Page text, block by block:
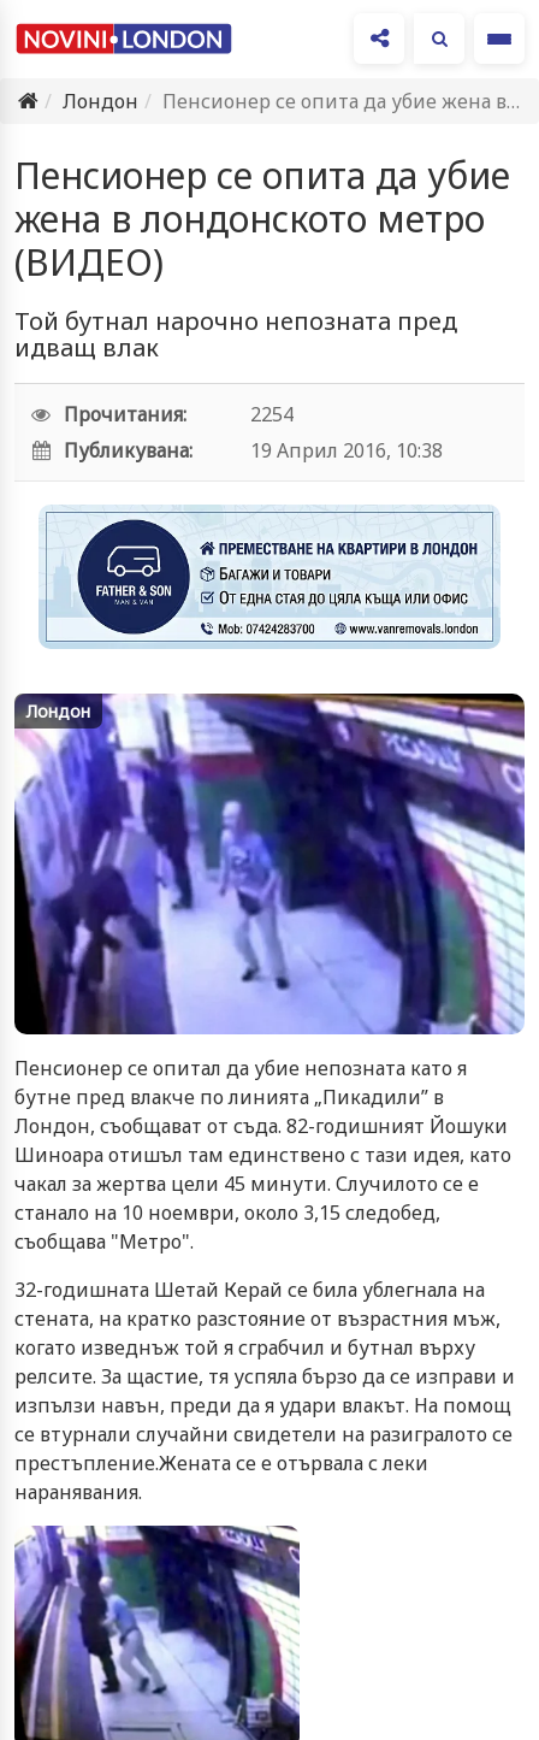
Лондон
Пенсионер се опита да убие жена в лондонското метро (ВИДЕО)
Пенсионер се опита да убие
жена в лондонското метро
(ВИДЕО)
Той бутнал нарочно непозната пред
идващ влак
Прочитания:
2254
Публикувана:
19 Април 2016, 10:38
Лондон
Пенсионер се опитал да убие непозната като я
бутне пред влакче по линията „Пикадили” в
Лондон, съобщават от съда. 82-годишният Йошуки
Шиноара отишъл там единствено с тази идея, като
чакал за жертва цели 45 минути. Случилото се е
станало на 10 ноември, около 3,15 следобед,
съобщава "Метро".
32-годишната Шетай Керай се била ублегнала на
стената, на кратко разстояние от възрастния мъж,
когато изведнъж той я сграбчил и бутнал върху
релсите. За щастие, тя успяла бързо да се изправи и
изпълзи навън, преди да я удари влакът. На помощ
се втурнали случайни свидетели на разигралото се
престъпление.Жената се е отървала с леки
наранявания.